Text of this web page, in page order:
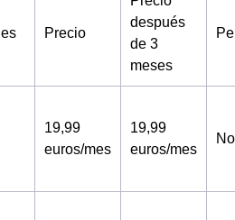
Precio
después
de 3
meses
19,99
euros/mes
19,99
euros/mes
No